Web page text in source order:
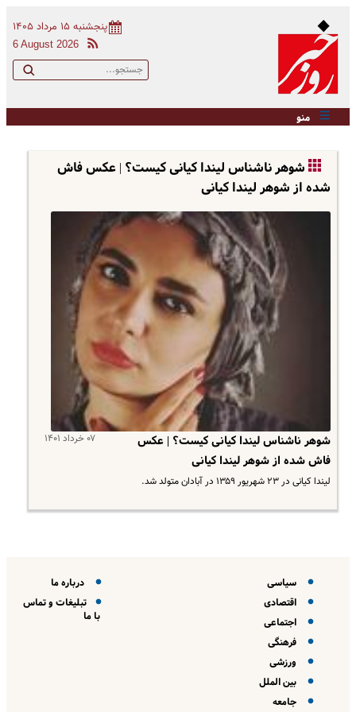
پنجشنبه ۱۵ مرداد ۱۴۰۵
6 August 2026
منو
شوهر ناشناس لیندا کیانی کیست؟ | عکس فاش
شده از شوهر لیندا کیانی
۰۷ خرداد ۱۴۰۱
شوهر ناشناس لیندا کیانی کیست؟ | عکس
فاش شده از شوهر لیندا کیانی
لیندا کیانی در ۲۳ شهریور ۱۳۵۹ در آبادان متولد شد.
سیاسی
اقتصادی
اجتماعی
فرهنگی
ورزشی
بین الملل
جامعه
درباره ما
تبلیغات و تماس
با ما